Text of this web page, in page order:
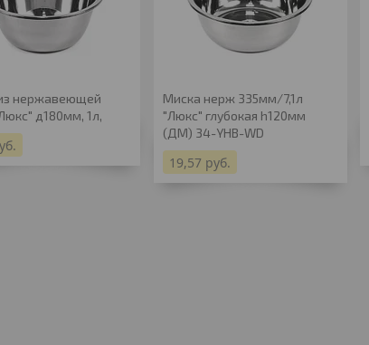
нержавеющей
д180мм, 1л,
Миска нерж 335мм/7,1л
"Люкс" глубокая h120мм
(ДМ) 34-YHB-WD
19,57 руб.